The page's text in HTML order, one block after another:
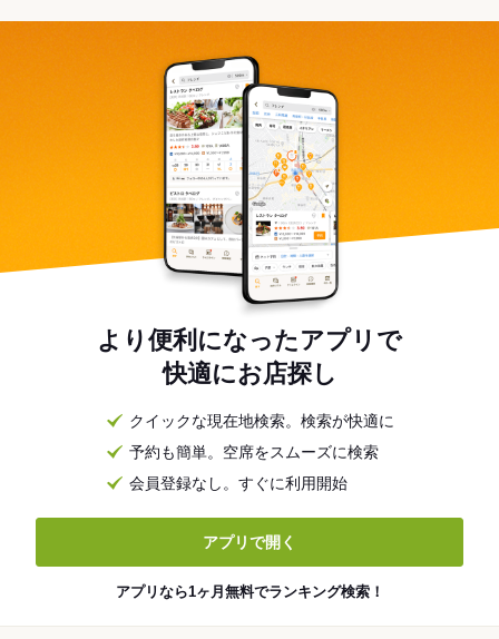
より便利になったアプリで
快適にお店探し
クイックな現在地検索。検索が快適に
予約も簡単。空席をスムーズに検索
会員登録なし。すぐに利用開始
アプリで開く
アプリなら1ヶ月無料でランキング検索！